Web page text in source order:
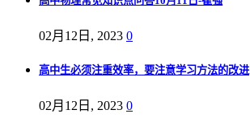
02月12日, 2023 0
高中生必须注重效率，要注意学习方法的改进
02月12日, 2023 0